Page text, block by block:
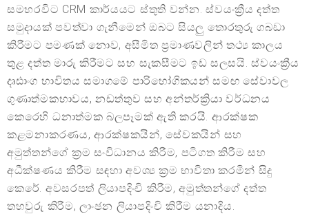
සමහරවිට CRM කාර්යයට ස්තුති වන්න. ස්වයංක්‍රීය දත්ත
සමුදායක් පවත්වා ගැනීමෙන් ඔබට සියලු තොරතුරු ගබඩා
කිරීමට පමණක් නොව, අසීමිත ප්‍රමාණවලින් තථ්‍ය කාලය
තුළ දත්ත මාරු කිරීමට සහ සැකසීමට ඉඩ සලසයි. ස්වයංක්‍රීය
දෘඪාංග භාවිතය සමාගමේ පාරිභෝගිකයන් සමඟ සේවාවල
ගුණාත්මකභාවය, නඩත්තුව සහ අන්තර්ක්‍රියා වර්ධනය
කෙරෙහි ධනාත්මක බලපෑමක් ඇති කරයි. ආරක්ෂක
කළමනාකරණය, ආරක්ෂකයින්, සේවකයින් සහ
අමුත්තන්ගේ ක්‍රම සංවිධානය කිරීම, පටිගත කිරීම සහ
අධීක්ෂණය කිරීම සඳහා අවශ්‍ය ක්‍රම භාවිතා කරමින් සිදු
කෙරේ. අවසරපත් ලියාපදිංචි කිරීම, අමුත්තන්ගේ දත්ත
තහවුරු කිරීම, ලාංඡන ලියාපදිංචි කිරීම යනාදිය.